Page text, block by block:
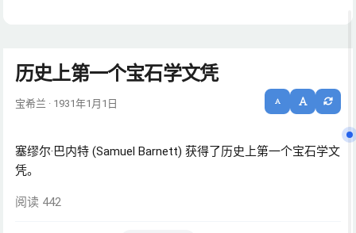
历史上第一个宝石学文凭
宝希兰 · 1931年1月1日
塞缪尔·巴内特 (Samuel Barnett) 获得了历史上第一个宝石学文
凭。
阅读 442